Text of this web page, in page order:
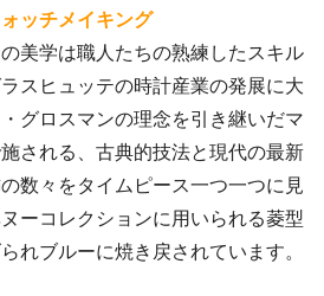
ッチメイキング
美学は職人たちの熟練したスキル
スヒュッテの時計産業の発展に大
グロスマンの理念を引き継いだマ
される、古典的技法と現代の最新
数々をタイムピース一つ一つに見
ーコレクションに用いられる菱型
れブルーに焼き戻されています。